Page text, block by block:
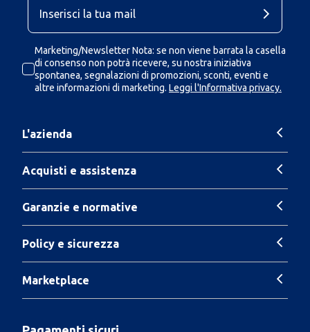
Marketing/Newsletter Nota: se non viene barrata la casella
di consenso non potrà ricevere, su nostra iniziativa
spontanea, segnalazioni di promozioni, sconti, eventi e
altre informazioni di marketing. Leggi l'Informativa privacy.
L'azienda
Acquisti e assistenza
Garanzie e normative
Policy e sicurezza
Marketplace